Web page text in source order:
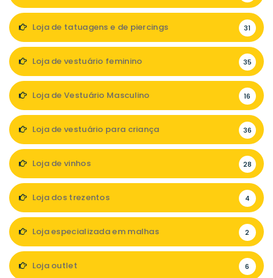
Loja de tatuagens e de piercings 31
Loja de vestuário feminino 35
Loja de Vestuário Masculino 16
Loja de vestuário para criança 36
Loja de vinhos 28
Loja dos trezentos 4
Loja especializada em malhas 2
Loja outlet 6